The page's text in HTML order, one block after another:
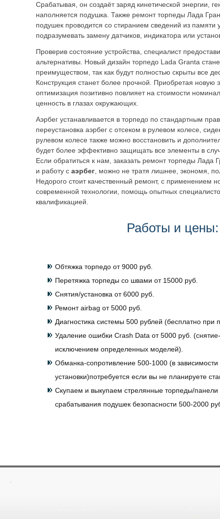
Срабатывая, он создаёт заряд кинетической энергии,
наполняется подушка. Также ремонт торпеды Лада
подушек проводится со стиранием сведений из памяти
подразумевать замену датчиков, индикатора или
Проверив состояние устройства, специалист
альтернативы. Новый дизайн торпедо Lada Granta
преимуществом, так как будут полностью скрыты все
Конструкция станет более прочной. Приобретая новую
оптимизация позитивно повлияет на стоимости
ценность в глазах окружающих.
Аэрбег устанавливается в торпедо по стандартным
переустановка аэрбег с отсеком в рулевом колесе,
рулевом колесе также можно восстановить и
будет более эффективно защищать все элементы в
Если обратиться к нам, заказать ремонт торпеды Лада
и работу с аэрбег , можно не тратя лишнее, экономя,
Недорого стоит качественный ремонт, с применением
современной технологии, помощь опытных
квалификацией.
Работы и цены:
Обтяжка торпедо от 9000 руб.
Перетяжка торпеды со швами от 15000 руб.
Снятия/установка от 6000 руб.
Ремонт airbag от 5000 руб.
Диагностика системы 500 рублей (бесплатно при
Удаление ошибки Crash Data от 5000 руб. (снятие-
исключением определенных моделей).
Обманка-сопротивление 500-1000 (в зависимости
установки)потребуется если вы не планируете
Скупаем и выкупаем стрелянные торпеды/панели
срабатывания подушек безопасности 500-2000
.